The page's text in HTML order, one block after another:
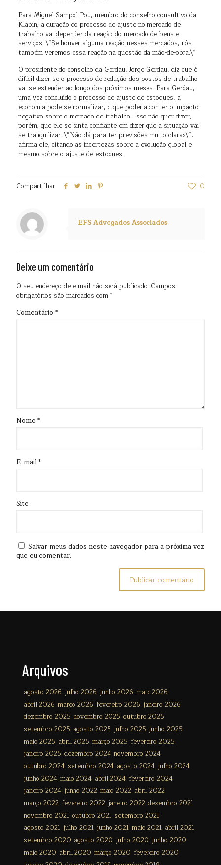
Para Miguel Sampol Pou, membro do conselho consultivo da
Klabin, a duração do processo de ajuste no mercado de
trabalho vai depender da reação do mercado de bens e
serviços: \”Se houver alguma reação nesses mercados, nós
também veremos essa reação na questão da mão-de-obra.\”
O presidente do conselho da Gerdau, Jorge Gerdau, diz que é
difícil dizer se o processo de redução dos postos de trabalho
vai se estender ao longo dos próximos meses. Para Gerdau,
uma vez concluído o processo de ajuste de estoques, a
economia pode se normalizar, o que poderia conter o impacto
negativo sobre o mercado de trabalho. Isso não quer dizer,
porém, que ele se sinta confiante em dizer que a situação vai
se tranquilizar. \”Não dá para ter previsões muito claras\”,
afirma ele, citando as incertezas sobre a evolução global e
mesmo sobre o ajuste de estoques.
Compartilhar 0
EFS Advogados Associados
Deixe um comentário
O seu endereço de e-mail não será publicado. Campos
obrigatórios são marcados com*
Comentário *
Nome *
E-mail*
Site
Salvar meus dados neste navegador para a próxima vez
que eu comentar.
Arquivos
agosto 2026 julho 2026 junho 2026 maio 2026
abril 2026 março 2026 fevereiro 2026 janeiro 2026
dezembro 2025 novembro 2025 outubro 2025
setembro 2025 agosto 2025 julho 2025 junho 2025
maio 2025 abril 2025 março 2025 fevereiro 2025
janeiro 2025 dezembro 2024 novembro 2024
outubro 2024 setembro 2024 agosto 2024 julho 2024
junho 2024 maio 2024 abril 2024 fevereiro 2024
janeiro 2024 junho 2022 maio 2022 abril 2022
março 2022 fevereiro 2022 janeiro 2022 dezembro 2021
novembro 2021 outubro 2021 setembro 2021
agosto 2021 julho 2021 junho 2021 maio 2021 abril 2021
setembro 2020 agosto 2020 julho 2020 junho 2020
maio 2020 abril 2020 março 2020 fevereiro 2020